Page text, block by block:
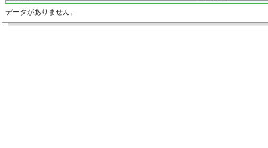
データがありません。